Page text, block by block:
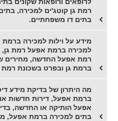
לרופאים ורופאות שקונים
רמת גן קוטג'ים למכירה,
בתים דו משפחתיים.
מידע על וילות למכירה
למכירה ברמת אפעל רמת
רמת אפעל החדשה, מחירים
ברמת גן ובפרט בשכונת
מה היתרון של בדיקת מידע
ברמת אפעל, דירות חדשות
אפעל הותיקה או החדשה,
בתים למכירה ברמת אפעל,